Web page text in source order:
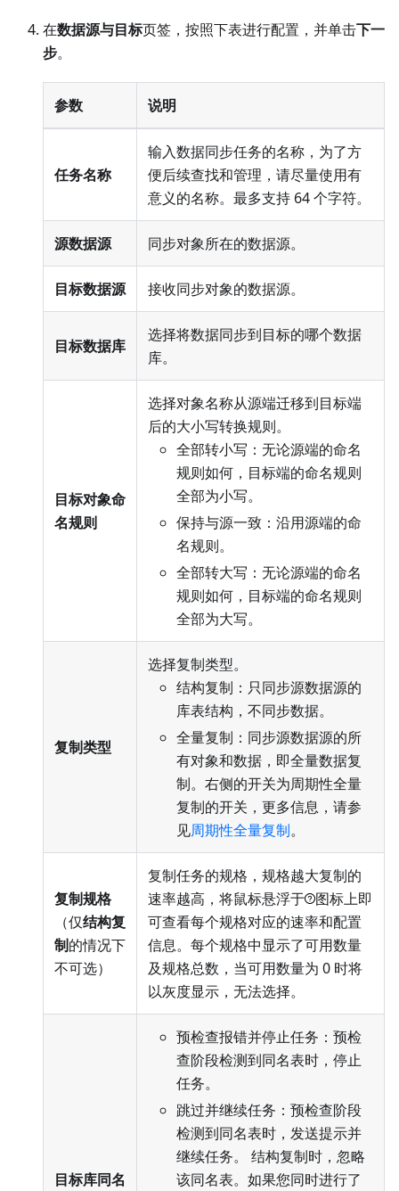
在数据源与目标页签，按照下表进行配置，并单击下一
步。
参数 说明
任务名称
输入数据同步任务的名称，为了方
便后续查找和管理，请尽量使用有
意义的名称。最多支持 64 个字符。
源数据源 同步对象所在的数据源。
目标数据源 接收同步对象的数据源。
目标数据库
选择将数据同步到目标的哪个数据
库。
目标对象命
名规则
选择对象名称从源端迁移到目标端
后的大小写转换规则。
全部转小写：无论源端的命名
规则如何，目标端的命名规则
全部为小写。
保持与源一致：沿用源端的命
名规则。
全部转大写：无论源端的命名
规则如何，目标端的命名规则
全部为大写。
复制类型
选择复制类型。
结构复制：只同步源数据源的
库表结构，不同步数据。
全量复制：同步源数据源的所
有对象和数据，即全量数据复
制。右侧的开关为周期性全量
复制的开关，更多信息，请参
见周期性全量复制。
复制规格
（仅结构复
制的情况下
不可选）
复制任务的规格，规格越大复制的
速率越高，将鼠标悬浮于 图标上即
可查看每个规格对应的速率和配置
信息。每个规格中显示了可用数量
及规格总数，当可用数量为 0 时将
以灰度显示，无法选择。
目标库同名
预检查报错并停止任务：预检
查阶段检测到同名表时，停止
任务。
跳过并继续任务：预检查阶段
检测到同名表时，发送提示并
继续任务。 结构复制时，忽略
该同名表。如果您同时进行了